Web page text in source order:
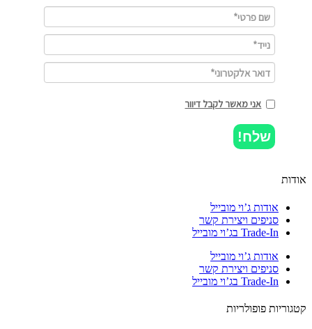
אני מאשר לקבל דיוור
שלח!
אודות ג’וי מובייל
סניפים ויצירת קשר
Trade-In בג’וי מובייל
אודות ג’וי מובייל
סניפים ויצירת קשר
Trade-In בג’וי מובייל
פופולריות